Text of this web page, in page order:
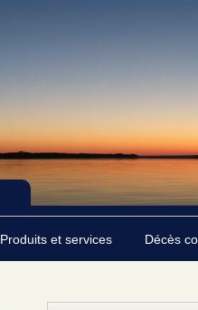
Produits et services Décès